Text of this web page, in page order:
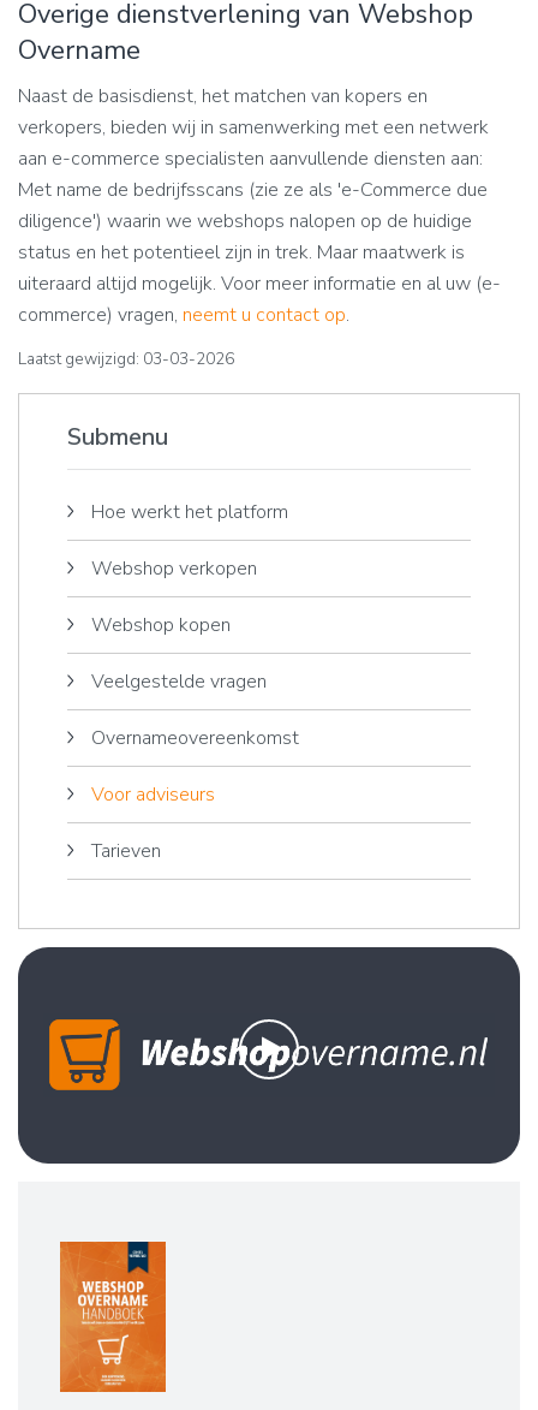
Overige dienstverlening van Webshop
Overname
Naast de basisdienst, het matchen van kopers en
verkopers, bieden wij in samenwerking met een netwerk
aan e-commerce specialisten aanvullende diensten aan:
Met name de bedrijfsscans (zie ze als 'e-Commerce due
diligence') waarin we webshops nalopen op de huidige
status en het potentieel zijn in trek. Maar maatwerk is
uiteraard altijd mogelijk. Voor meer informatie en al uw (e-
commerce) vragen, neemt u contact op.
Laatst gewijzigd: 03-03-2026
Submenu
Hoe werkt het platform
Webshop verkopen
Webshop kopen
Veelgestelde vragen
Overnameovereenkomst
Voor adviseurs
Tarieven